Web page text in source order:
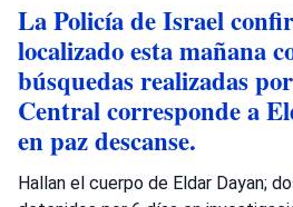
La Policía de Israel
localizado esta mañana
búsquedas realizadas
Central corresponde a
en paz descanse.
Hallan el cuerpo de Eldar Dayan;